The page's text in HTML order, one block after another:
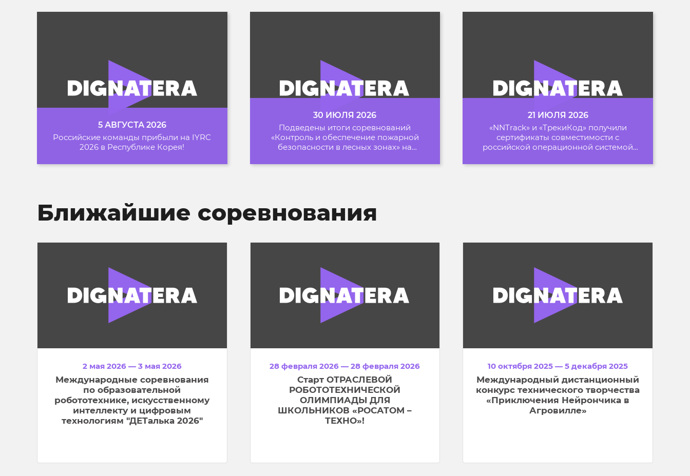
5 АВГУСТА 2026
Российские команды прибыли на IYRC
2026 в Республике Корея!
30 ИЮЛЯ 2026
Подведены итоги соревнований
«Контроль и обеспечение пожарной
безопасности в лесных зонах» на
21 ИЮЛЯ 2026
«NNTrack» и «ТрекиКод» получили
сертификаты совместимости с
российской операционной системой
Ближайшие соревнования
2 мая 2026 — 3 мая 2026
Международные соревнования
по образовательной
робототехнике, искусственному
интеллекту и цифровым
технологиям "ДЕТалька 2026"
28 февраля 2026 — 28 февраля 2026
Старт ОТРАСЛЕВОЙ
РОБОТОТЕХНИЧЕСКОЙ
ОЛИМПИАДЫ ДЛЯ
ШКОЛЬНИКОВ «РОСАТОМ –
ТЕХНО»!
10 октября 2025 — 5 декабря 2025
Международный дистанционный
конкурс технического творчества
«Приключения Нейрончика в
Агровилле»